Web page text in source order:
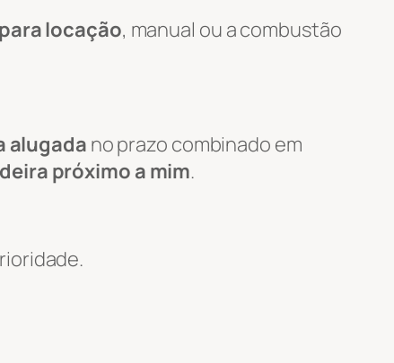
locação, manual ou a combustão
alugada no prazo combinado em
próximo a mim.